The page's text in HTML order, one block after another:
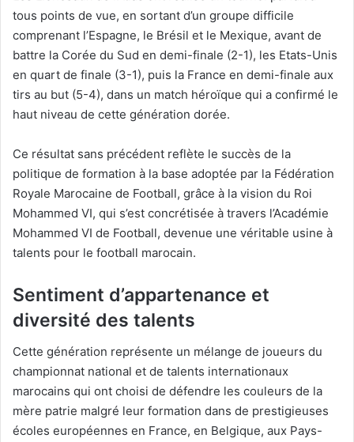
tous points de vue, en sortant d’un groupe difficile
comprenant l’Espagne, le Brésil et le Mexique, avant de
battre la Corée du Sud en demi-finale (2-1), les Etats-Unis
en quart de finale (3-1), puis la France en demi-finale aux
tirs au but (5-4), dans un match héroïque qui a confirmé le
haut niveau de cette génération dorée.
Ce résultat sans précédent reflète le succès de la
politique de formation à la base adoptée par la Fédération
Royale Marocaine de Football, grâce à la vision du Roi
Mohammed VI, qui s’est concrétisée à travers l’Académie
Mohammed VI de Football, devenue une véritable usine à
talents pour le football marocain.
Sentiment d’appartenance et
diversité des talents
Cette génération représente un mélange de joueurs du
championnat national et de talents internationaux
marocains qui ont choisi de défendre les couleurs de la
mère patrie malgré leur formation dans de prestigieuses
écoles européennes en France, en Belgique, aux Pays-